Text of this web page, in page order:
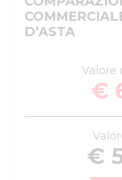
D’ASTA
Valore
€
€